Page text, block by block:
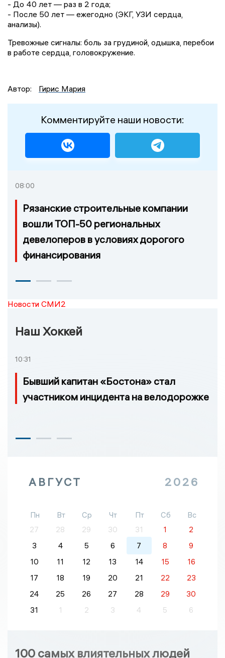
- До 40 лет — раз в 2 года;
- После 50 лет — ежегодно (ЭКГ, УЗИ сердца,
анализы).
Тревожные сигналы: боль за грудиной, одышка, перебои
в работе сердца, головокружение.
Автор: Гирис Мария
Комментируйте наши новости:
08:00
Рязанские строительные компании
вошли ТОП-50 региональных
девелоперов в условиях дорогого
финансирования
Новости СМИ2
Наш Хоккей
10:31
Бывший капитан «Бостона» стал
участником инцидента на велодорожке
АВГУСТ 2026
Пн Вт Ср Чт Пт Сб
Вс
27
28 29 30 31 1
2
3
4 5 6 7 8
9
10
11 12 13 14 15
16
17
18 19 20 21 22
23
24
25 26 27 28 29
30
31
1 2 3 4 5 6
100 самых влиятельных людей